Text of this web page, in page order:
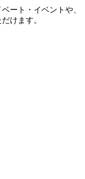
ート・イベントや、
けます。